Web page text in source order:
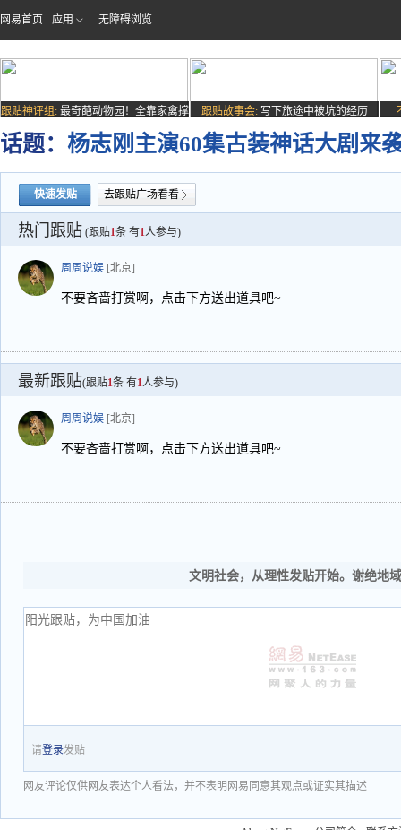
网易首页 应用 无障碍浏览
跟贴神评组: 最奇葩动物园！全靠家禽撑
场子
跟贴故事会: 写下旅途中被坑的经历
话题： 杨志刚主演60集古装神话大剧来
快速发贴 去跟贴广场看看
热门跟贴 (跟贴1条 有1人参与)
周周说娱 [北京]
不要吝啬打赏啊，点击下方送出道具吧~
最新跟贴(跟贴1条 有1人参与)
周周说娱 [北京]
不要吝啬打赏啊，点击下方送出道具吧~
文明社会，从理性发贴开始。谢绝地
请登录发贴
网友评论仅供网友表达个人看法，并不表明网易同意其观点或证实其描述